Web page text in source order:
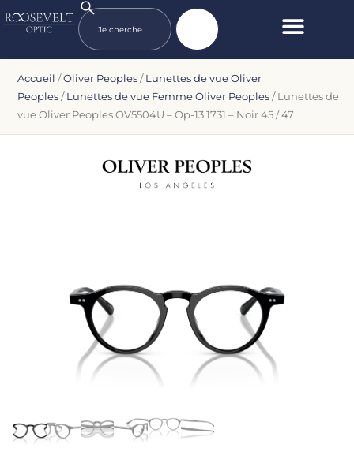
Accueil /Oliver Peoples/Lunettes de vue Oliver
Peoples/Lunettes de vue Femme Oliver Peoples/ Lunettes de
vue Oliver Peoples OV5504U – Op-13 1731 – Noir 45 / 47